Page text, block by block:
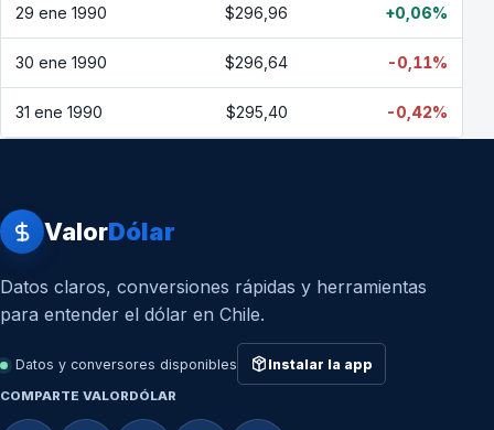
29 ene 1990 $296,96 +0,06%
30 ene 1990 $296,64 -0,11%
31 ene 1990 $295,40 -0,42%
ValorDólar
Datos claros, conversiones rápidas y herramientas
para entender el dólar en Chile.
Datos y conversores disponibles Instalar la app
COMPARTE VALORDÓLAR